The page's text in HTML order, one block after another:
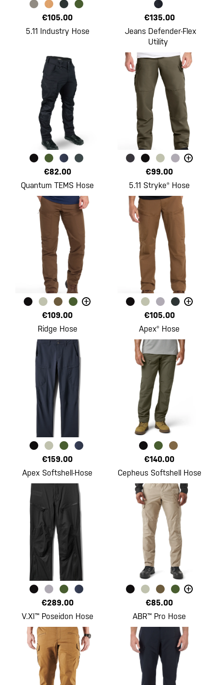
€105.00
5.11 Industry Hose
€135.00
Jeans Defender-Flex
Utility
€82.00
Quantum TEMS Hose
+
€99.00
5.11 Stryke® Hose
+
€109.00
Ridge Hose
+
€105.00
Apex® Hose
€159.00
Apex Softshell-Hose
€140.00
Cepheus Softshell Hose
€289.00
V.XI™ Poseidon Hose
+
€85.00
ABR™ Pro Hose